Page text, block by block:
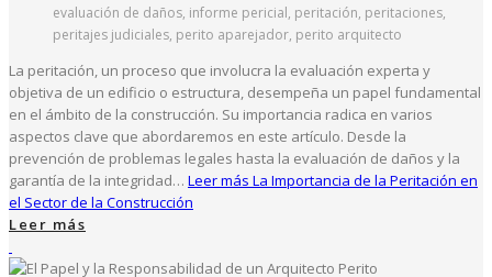
evaluación de daños, informe pericial, peritación, peritaciones,
peritajes judiciales, perito aparejador, perito arquitecto
La peritación, un proceso que involucra la evaluación experta y
objetiva de un edificio o estructura, desempeña un papel fundamental
en el ámbito de la construcción. Su importancia radica en varios
aspectos clave que abordaremos en este artículo. Desde la
prevención de problemas legales hasta la evaluación de daños y la
garantía de la integridad… Leer más La Importancia de la Peritación en
el Sector de la Construcción
Leer más